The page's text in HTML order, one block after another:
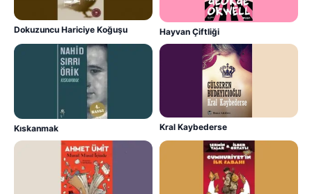
Dokuzuncu Hariciye Koğuşu Hayvan Çiftliği
Kıskanmak Kral Kaybederse